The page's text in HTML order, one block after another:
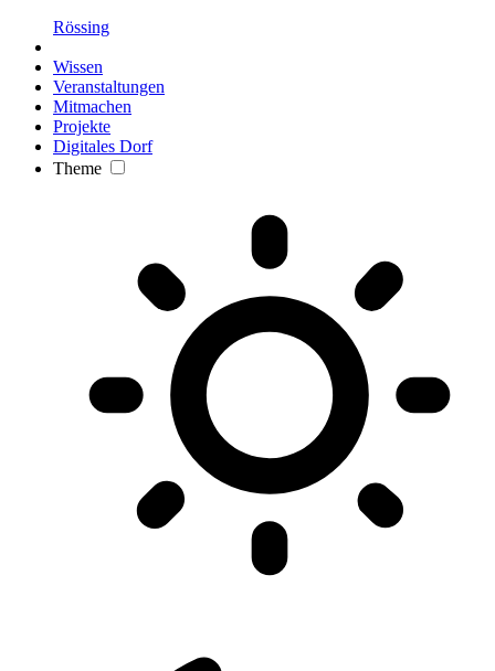
Rössing
Wissen
Veranstaltungen
Mitmachen
Projekte
Digitales Dorf
Theme